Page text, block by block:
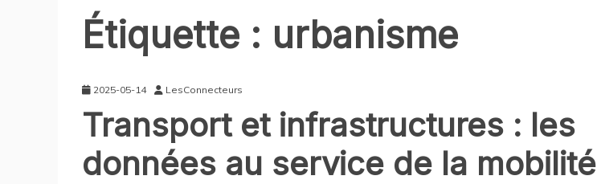
Étiquette : urbanisme
2025-05-14 LesConnecteurs
Transport et infrastructures : les
données au service de la mobilité